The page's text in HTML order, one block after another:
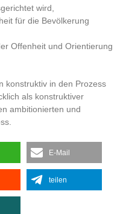
wird,
für die Bevölkerung
Offenheit und Orientierung
konstruktiv in den Prozess
als konstruktiver
ambitionierten und
E-Mail
teilen